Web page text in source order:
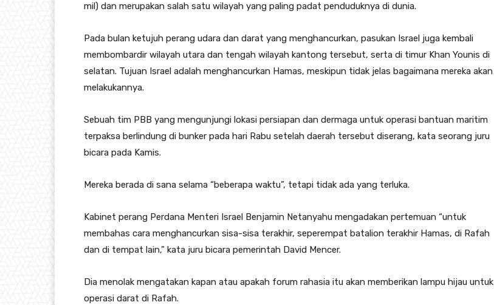
mil) dan merupakan salah satu wilayah yang paling padat penduduknya di dunia.
Pada bulan ketujuh perang udara dan darat yang menghancurkan, pasukan Israel juga kembali
membombardir wilayah utara dan tengah wilayah kantong tersebut, serta di timur Khan Younis di
selatan. Tujuan Israel adalah menghancurkan Hamas, meskipun tidak jelas bagaimana mereka akan
melakukannya.
Sebuah tim PBB yang mengunjungi lokasi persiapan dan dermaga untuk operasi bantuan maritim
terpaksa berlindung di bunker pada hari Rabu setelah daerah tersebut diserang, kata seorang juru
bicara pada Kamis.
Mereka berada di sana selama “beberapa waktu”, tetapi tidak ada yang terluka.
Kabinet perang Perdana Menteri Israel Benjamin Netanyahu mengadakan pertemuan “untuk
membahas cara menghancurkan sisa-sisa terakhir, seperempat batalion terakhir Hamas, di Rafah
dan di tempat lain,” kata juru bicara pemerintah David Mencer.
Dia menolak mengatakan kapan atau apakah forum rahasia itu akan memberikan lampu hijau untuk
operasi darat di Rafah.